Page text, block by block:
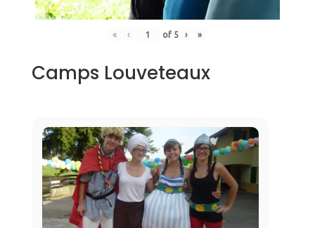
« ‹ of 5 › »
Camps Louveteaux